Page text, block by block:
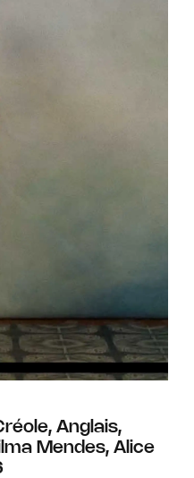
Anglais,
Mendes, Alice